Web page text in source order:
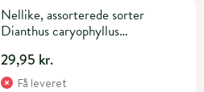
Nellike, assorterede sorter
Dianthus caryophyllus
29,95 kr.
Få leveret